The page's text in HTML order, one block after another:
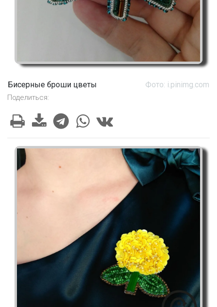
Бисерные броши цветы Фото: i.pinimg.com
Поделиться: